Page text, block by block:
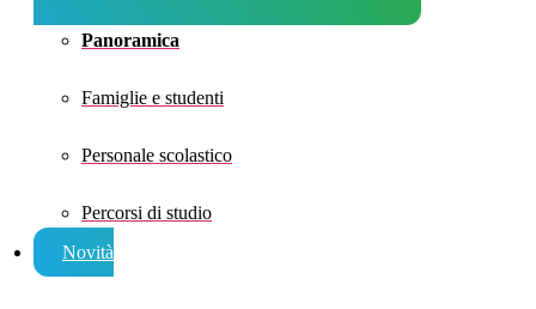
Panoramica
Famiglie e studenti
Personale scolastico
Percorsi di studio
Novità